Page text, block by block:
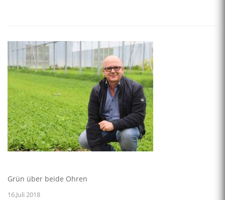
Grün über beide Ohren
16.Juli 2018